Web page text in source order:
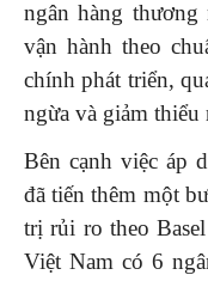
ngân hàng
vận hành theo
chính phát triển,
ngừa và giảm thiểu
Bên cạnh việc áp
đã tiến thêm một
trị rủi ro theo
Việt Nam có 6